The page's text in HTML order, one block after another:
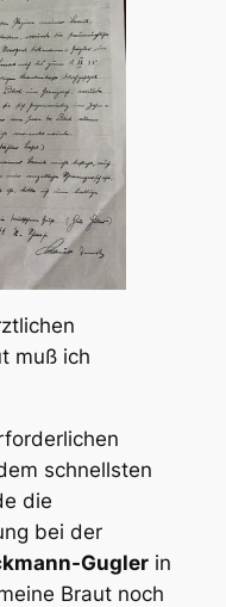
muß ich
schnellsten
die
bei der
Guglerin
Braut noch